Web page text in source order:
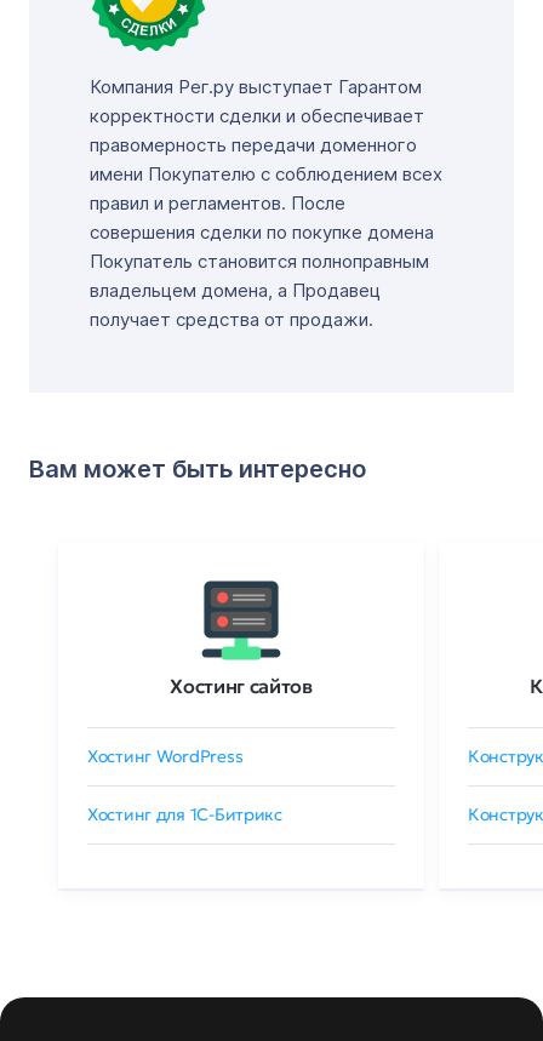
Компания Рег.ру выступает Гарантом
корректности сделки и обеспечивает
правомерность передачи доменного
имени Покупателю с соблюдением всех
правил и регламентов. После
совершения сделки по покупке домена
Покупатель становится полноправным
владельцем домена, а Продавец
получает средства от продажи.
Вам может быть интересно
Хостинг сайтов
Хостинг WordPress
Хостинг для 1C-Битрикс